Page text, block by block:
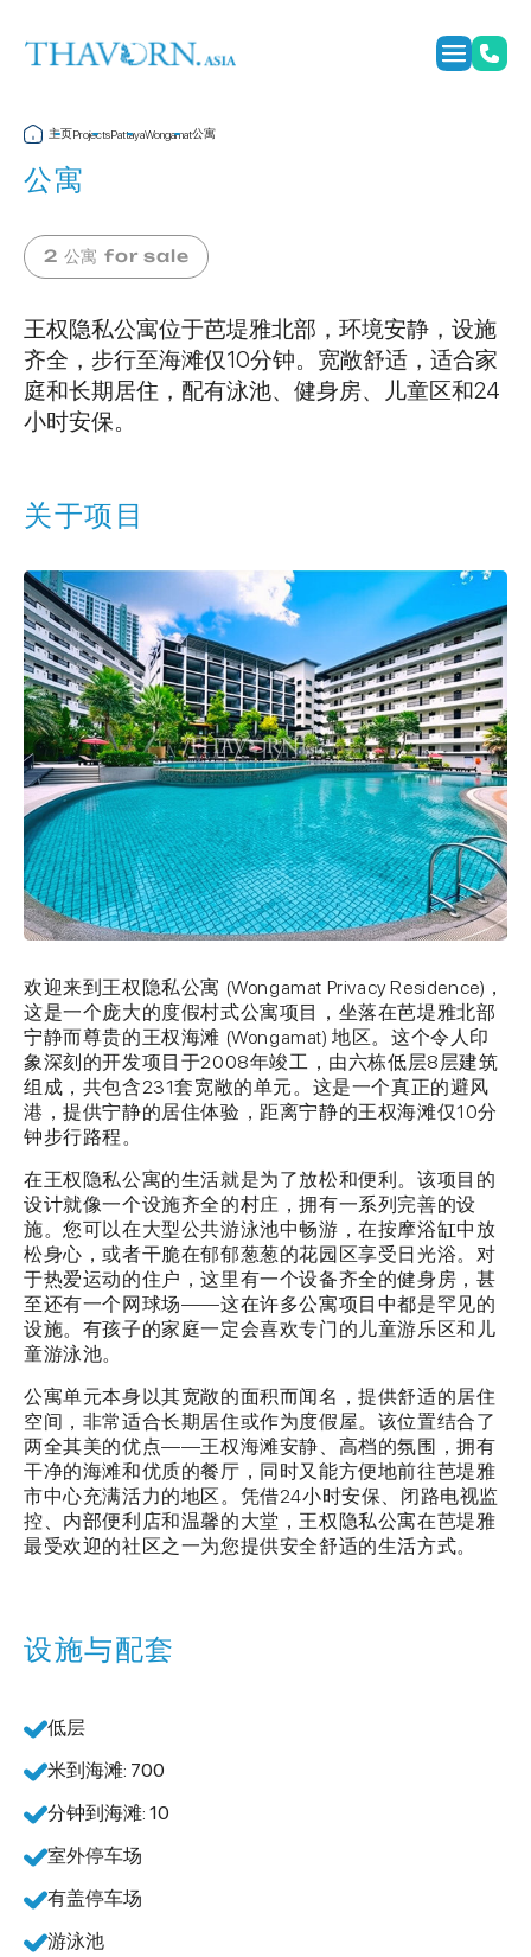
主页ProjectsPattayaWongamat公寓
公寓
2 公寓 for sale
王权隐私公寓位于芭堤雅北部，环境安静，设施
齐全，步行至海滩仅10分钟。宽敞舒适，适合家
庭和长期居住，配有泳池、健身房、儿童区和24
小时安保。
关于项目
欢迎来到王权隐私公寓 (Wongamat Privacy Residence)，
这是一个庞大的度假村式公寓项目，坐落在芭堤雅北部
宁静而尊贵的王权海滩 (Wongamat) 地区。这个令人印
象深刻的开发项目于2008年竣工，由六栋低层8层建筑
组成，共包含231套宽敞的单元。这是一个真正的避风
港，提供宁静的居住体验，距离宁静的王权海滩仅10分
钟步行路程。
在王权隐私公寓的生活就是为了放松和便利。该项目的
设计就像一个设施齐全的村庄，拥有一系列完善的设
施。您可以在大型公共游泳池中畅游，在按摩浴缸中放
松身心，或者干脆在郁郁葱葱的花园区享受日光浴。对
于热爱运动的住户，这里有一个设备齐全的健身房，甚
至还有一个网球场——这在许多公寓项目中都是罕见的
设施。有孩子的家庭一定会喜欢专门的儿童游乐区和儿
童游泳池。
公寓单元本身以其宽敞的面积而闻名，提供舒适的居住
空间，非常适合长期居住或作为度假屋。该位置结合了
两全其美的优点——王权海滩安静、高档的氛围，拥有
干净的海滩和优质的餐厅，同时又能方便地前往芭堤雅
市中心充满活力的地区。凭借24小时安保、闭路电视监
控、内部便利店和温馨的大堂，王权隐私公寓在芭堤雅
最受欢迎的社区之一为您提供安全舒适的生活方式。
设施与配套
低层
米到海滩: 700
分钟到海滩: 10
室外停车场
有盖停车场
游泳池